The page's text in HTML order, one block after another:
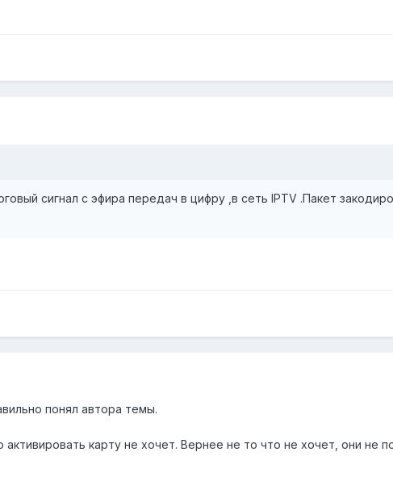
сигнал с эфира передач в цифру ,в сеть IPTV .Пакет
понял автора темы.
активировать карту не хочет. Вернее не то что не хочет, они не